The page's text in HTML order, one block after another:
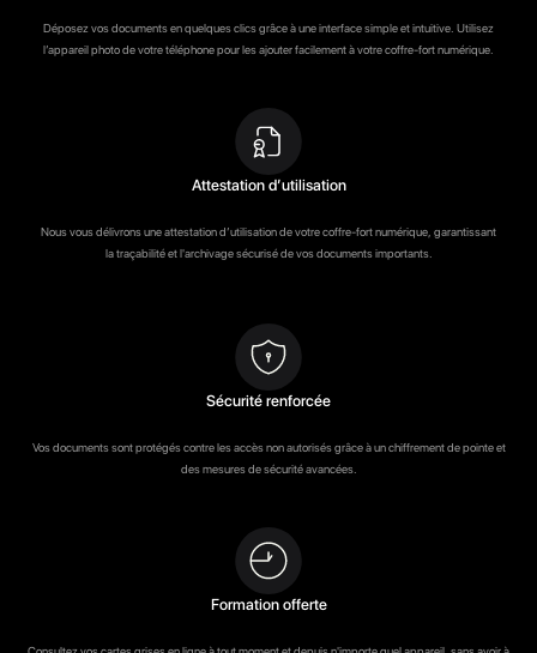
Déposez vos documents en quelques clics grâce à une interface simple et intuitive. Utilisez
l’appareil photo de votre téléphone pour les ajouter facilement à votre coffre-fort numérique.
Attestation d’utilisation
Nous vous délivrons une attestation d’utilisation de votre coffre-fort numérique, garantissant
la traçabilité et l'archivage sécurisé de vos documents importants.
Sécurité renforcée
Vos documents sont protégés contre les accès non autorisés grâce à un chiffrement de pointe et
des mesures de sécurité avancées.
Formation offerte